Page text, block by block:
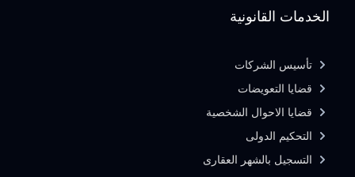
الخدمات القانونية
تأسيس الشركات
قضايا التعويضات
قضايا الاحوال الشخصية
التحكيم الدولى
التسجيل بالشهر العقارى